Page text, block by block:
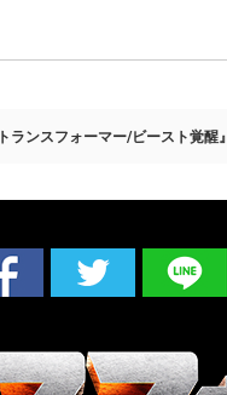
ランスフォーマー/ビースト覚醒』